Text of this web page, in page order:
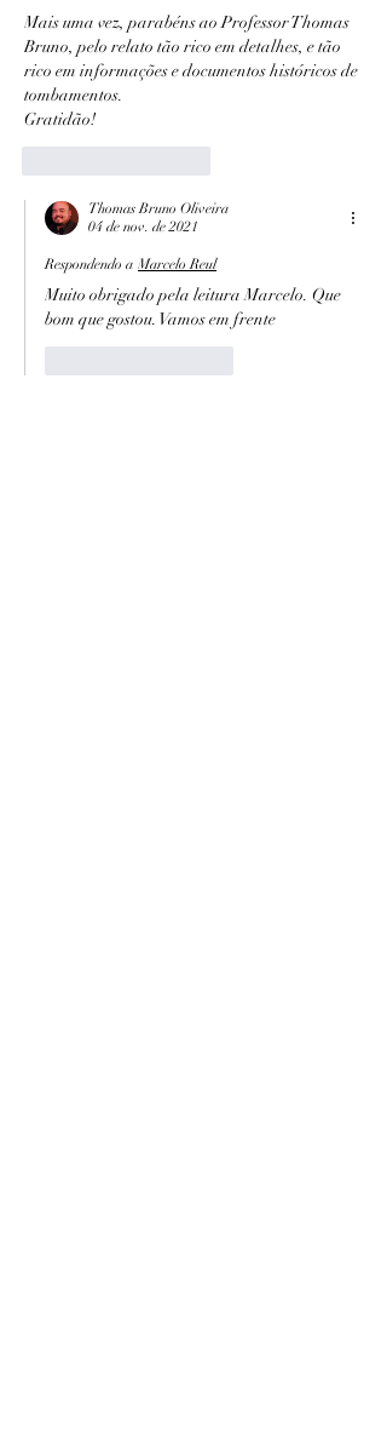
Mais uma vez, parabéns ao Professor Thomas
Bruno, pelo relato tão rico em detalhes, e tão
rico em informações e documentos históricos de
tombamentos.
Gratidão!
Thomas Bruno Oliveira
04 de nov. de 2021
Respondendo a Marcelo Reul
Muito obrigado pela leitura Marcelo. Que
bom que gostou. Vamos em frente